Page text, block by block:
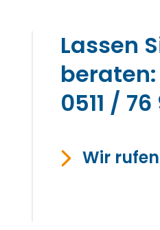
Lassen
beraten:
0511 /
Wir